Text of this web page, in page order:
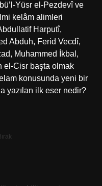
Yüsr el-Pezdevî ve
kelâm alimleri
Harputî,
Abduh, Ferid Vecdî,
Muhammed İkbal,
el-Cisr başta olmak
konusunda yeni bir
yazılan ilk eser nedir?